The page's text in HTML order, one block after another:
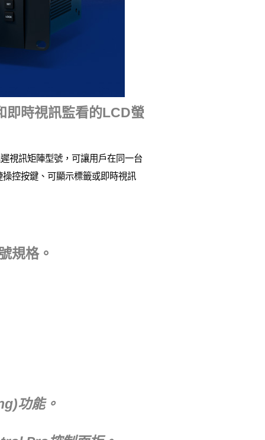
即時視訊監看的LCD螢
視訊矩陣型號，可讓用戶在同一台
控按鍵、可顯示標籤或即時視訊
規格。
功能。